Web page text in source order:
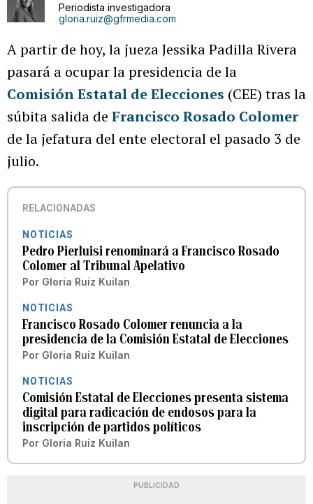
Periodista investigadora
gloria.ruiz@gfrmedia.com
A partir de hoy, la jueza Jessika Padilla Rivera
pasará a ocupar la presidencia de la
Comisión Estatal de Elecciones (CEE) tras la
súbita salida de Francisco Rosado Colomer
de la jefatura del ente electoral el pasado 3 de
julio.
RELACIONADAS
NOTICIAS
Pedro Pierluisi renominará a Francisco Rosado
Colomer al Tribunal Apelativo
Por Gloria Ruiz Kuilan
NOTICIAS
Francisco Rosado Colomer renuncia a la
presidencia de la Comisión Estatal de Elecciones
Por Gloria Ruiz Kuilan
NOTICIAS
Comisión Estatal de Elecciones presenta sistema
digital para radicación de endosos para la
inscripción de partidos políticos
Por Gloria Ruiz Kuilan
PUBLICIDAD